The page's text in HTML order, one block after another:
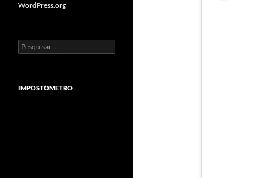
WordPress.org
Pesquisar
por:
IMPOSTÔMETRO